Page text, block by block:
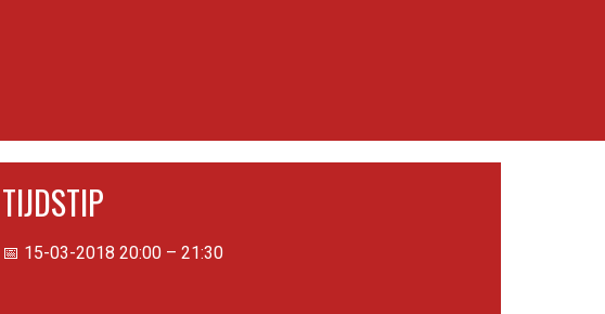
TIJDSTIP
📅 15-03-2018 20:00 – 21:30